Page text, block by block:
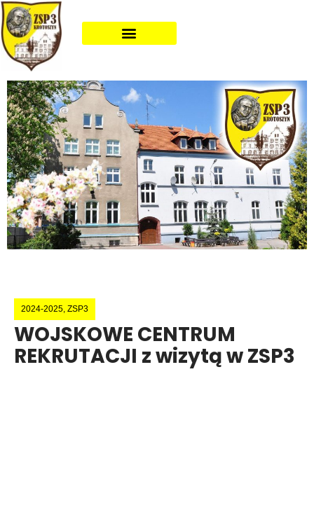
2024-2025 ZSP3
WOJSKOWE CENTRUM
REKRUTACJI z wizytą w ZSP3